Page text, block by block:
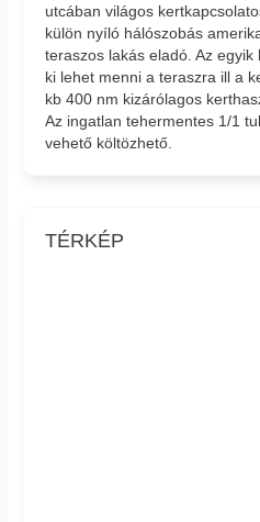
utcában világos
külön nyíló hálószobás
teraszos lakás eladó. Az
ki lehet menni a teraszra ill a
kb 400 nm kizárólagos
Az ingatlan tehermentes 1/1
vehető költözhető.
TÉRKÉP